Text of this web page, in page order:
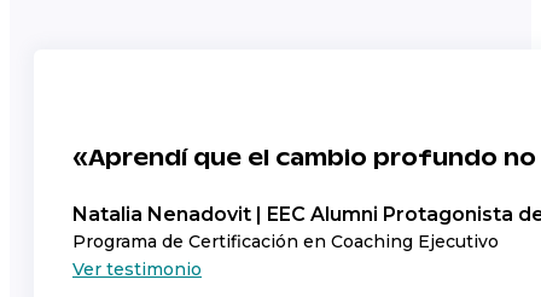
«Aprendí que el cambio profundo
Natalia Nenadovit | EEC Alumni Protagonista
Programa de Certificación en Coaching Ejecutivo
Ver testimonio